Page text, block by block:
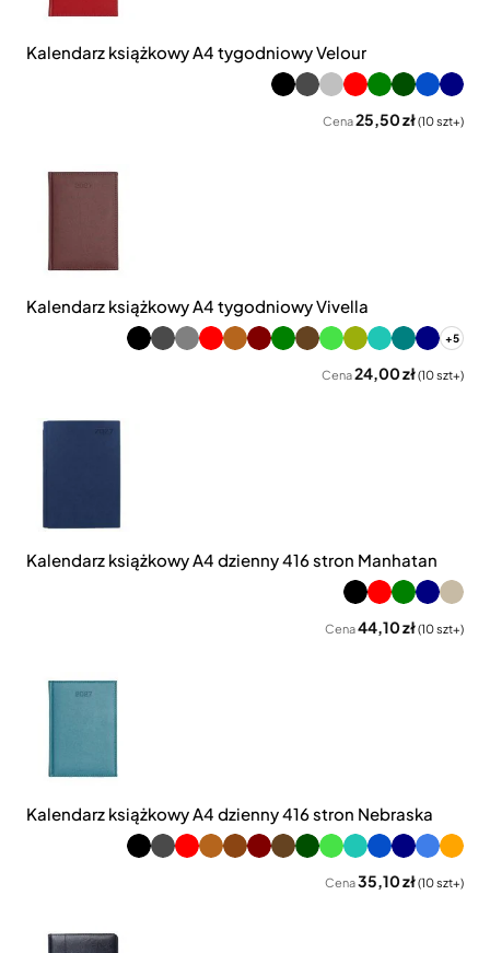
Kalendarz książkowy A4 tygodniowy Velour
Cena25,50 zł(10 szt+)
Kalendarz książkowy A4 tygodniowy Vivella
+5
Cena24,00 zł(10 szt+)
Kalendarz książkowy A4 dzienny 416 stron Manhatan
Cena44,10 zł(10 szt+)
Kalendarz książkowy A4 dzienny 416 stron Nebraska
Cena35,10 zł(10 szt+)